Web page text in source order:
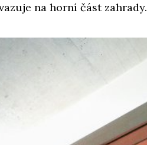
na horní část zahrady.